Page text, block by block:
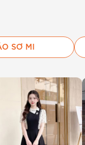
độ phù hợp với
top: Phong cách
outfit khác nhau.
tay dài, BEMINE
dạo phố, áo sơ
của chúng tôi
phù hợp với mọi
SƠ MI